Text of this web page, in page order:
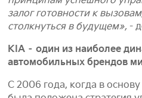
залог готовности к
столкнуться в будущем», -
KIA – один из наиболее
автомобильных брендов
С 2006 года, когда в